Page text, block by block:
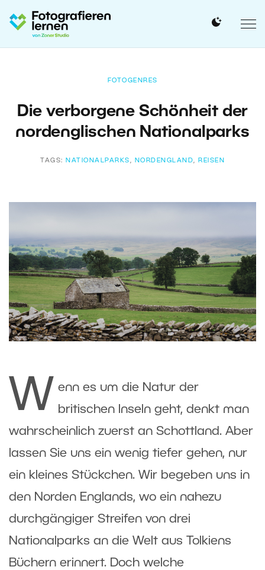
FOTOGENRES
Die verborgene Schönheit der
nordenglischen Nationalparks
TAGS: NATIONALPARKS , NORDENGLAND, REISEN
W enn es um die Natur der
britischen Inseln geht, denkt man
wahrscheinlich zuerst an Schottland. Aber
lassen Sie uns ein wenig tiefer gehen, nur
ein kleines Stückchen. Wir begeben uns in
den Norden Englands, wo ein nahezu
durchgängiger Streifen von drei
Nationalparks an die Welt aus Tolkiens
Büchern erinnert. Doch welche